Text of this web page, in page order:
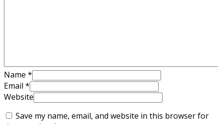
Name *
Email *
Website
Save my name, email, and website in this browser for